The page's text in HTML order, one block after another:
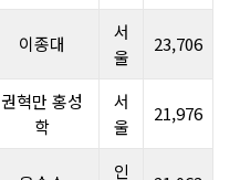
이종대
서
울
23,706
권혁만 홍성
학
서
울
21,976
인